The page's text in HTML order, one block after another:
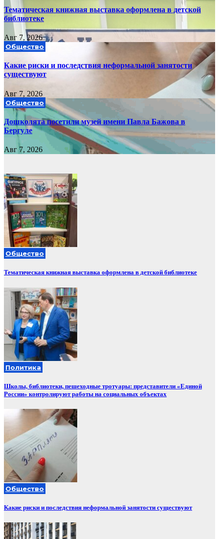
Тематическая книжная выставка оформлена в детской
библиотеке
Авг 7, 2026
Общество
Какие риски и последствия неформальной занятости
существуют
Авг 7, 2026
Общество
Дошколята посетили музей имени Павла Бажова в
Бергуле
Авг 7, 2026
Общество
Тематическая книжная выставка оформлена в детской библиотеке
Политика
Школы, библиотеки, пешеходные тротуары: представители «Единой
России» контролируют работы на социальных объектах
Общество
Какие риски и последствия неформальной занятости существуют